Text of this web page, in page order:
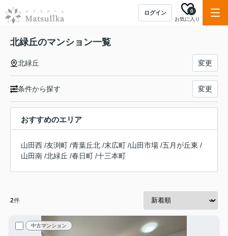
ログイン
お気に入り
0
北緑丘のマンション一覧
北緑丘 変更
条件から探す 変更
おすすめのエリア
山田西 /友渕町 /青葉丘北 /末広町 /山田市場 /五月が丘東 /
山田南 /北緑丘 /春日町 /十三本町
2件
中古マンション